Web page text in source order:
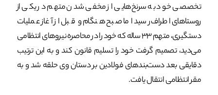
تخصصی خود به سرنخ‌هایی از مخفی شدن متهم در یکی از
روستاهای اطراف رسید اما صبح هنگام و قبل از آغاز عملیات
دستگیری، متهم ۳۳ ساله که خود را در محاصره نیروهای انتظامی
می‌دید، تصمیم گرفت خود را تسلیم قانون کند و به این ترتیب
دقایقی بعد دست‌بندهای فولادین بر دستان وی حلقه شد و به
مقر انتظامی انتقال یافت.